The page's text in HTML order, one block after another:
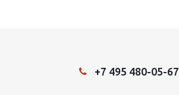
+7 495 480-05-67